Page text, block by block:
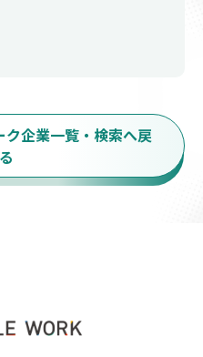
企業一覧・検索へ戻
る